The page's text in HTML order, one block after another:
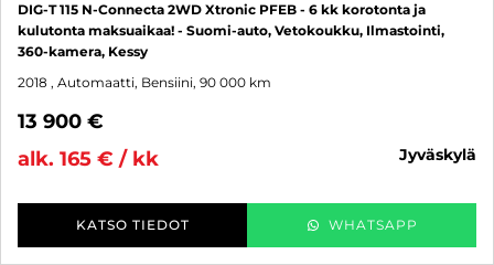
DIG-T 115 N-Connecta 2WD Xtronic PFEB - 6 kk korotonta ja
kulutonta maksuaikaa! - Suomi-auto, Vetokoukku, Ilmastointi,
360-kamera, Kessy
2018 , Automaatti, Bensiini, 90 000 km
13 900 €
alk. 165 € / kk
jyväskylä
KATSO TIEDOT WHATSAPP